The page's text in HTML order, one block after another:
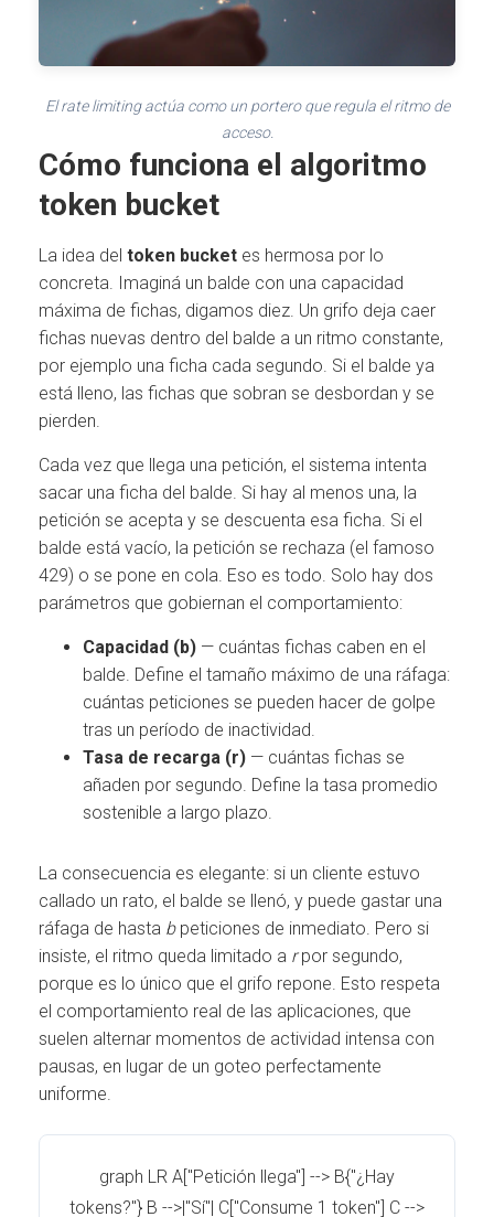
El rate limiting actúa como un portero que regula el ritmo de
acceso.
Cómo funciona el algoritmo
token bucket
La idea del token bucket es hermosa por lo
concreta. Imaginá un balde con una capacidad
máxima de fichas, digamos diez. Un grifo deja caer
fichas nuevas dentro del balde a un ritmo constante,
por ejemplo una ficha cada segundo. Si el balde ya
está lleno, las fichas que sobran se desbordan y se
pierden.
Cada vez que llega una petición, el sistema intenta
sacar una ficha del balde. Si hay al menos una, la
petición se acepta y se descuenta esa ficha. Si el
balde está vacío, la petición se rechaza (el famoso
429) o se pone en cola. Eso es todo. Solo hay dos
parámetros que gobiernan el comportamiento:
Capacidad (b) — cuántas fichas caben en el
balde. Define el tamaño máximo de una ráfaga:
cuántas peticiones se pueden hacer de golpe
tras un período de inactividad.
Tasa de recarga (r) — cuántas fichas se
añaden por segundo. Define la tasa promedio
sostenible a largo plazo.
La consecuencia es elegante: si un cliente estuvo
callado un rato, el balde se llenó, y puede gastar una
ráfaga de hasta bpeticiones de inmediato. Pero si
insiste, el ritmo queda limitado a rpor segundo,
porque es lo único que el grifo repone. Esto respeta
el comportamiento real de las aplicaciones, que
suelen alternar momentos de actividad intensa con
pausas, en lugar de un goteo perfectamente
uniforme.
graph LR A["Petición llega"] --> B{"¿Hay
tokens?"} B -->|"Sí"| C["Consume 1 token"] C -->